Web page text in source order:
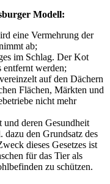
Modell:
eine Vermehrung der
ab;
im Schlag. Der Kot
entfernt werden;
auf den Dächern
Flächen, Märkten und
nicht mehr
deren Gesundheit
den Grundsatz des
dieses Gesetzes ist
für das Tier als
zu schützen.